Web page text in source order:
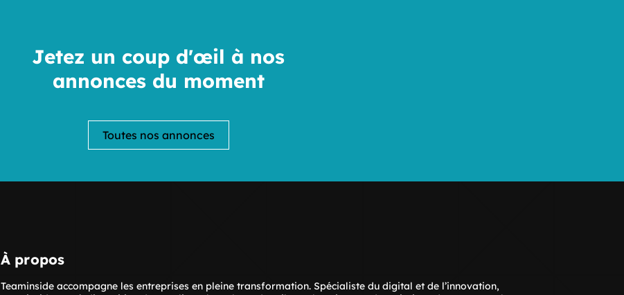
Jetez un coup d'œil à nos
annonces du moment
Toutes nos annonces
À propos
Teaminside accompagne les entreprises en pleine transformation. Spécialiste du digital et de l’innovation,